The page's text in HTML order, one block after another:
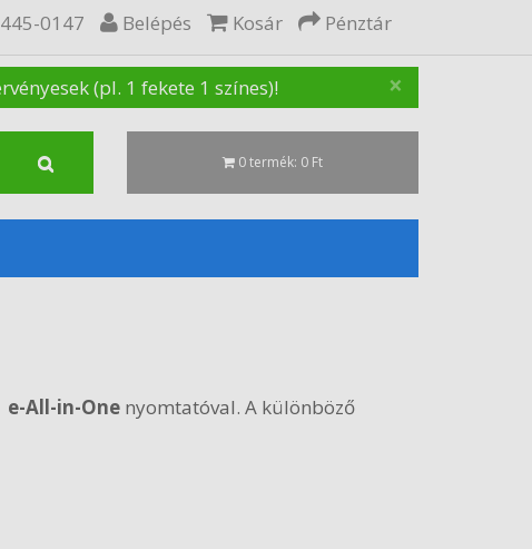
0147 Belépés Kosár Pénztár
×
(pl. 1 fekete 1 színes)!
0 termék: 0 Ft
e-All-in-One nyomtatóval. A különböző